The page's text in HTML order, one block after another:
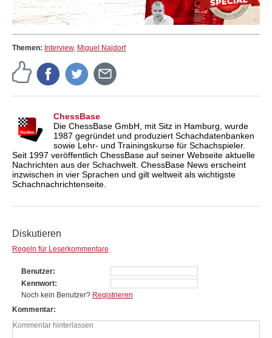
Themen: Interview, Miguel Najdorf
ChessBase
Die ChessBase GmbH, mit Sitz in Hamburg, wurde
1987 gegründet und produziert Schachdatenbanken
sowie Lehr- und Trainingskurse für Schachspieler.
Seit 1997 veröffentlich ChessBase auf seiner Webseite aktuelle
Nachrichten aus der Schachwelt. ChessBase News erscheint
inzwischen in vier Sprachen und gilt weltweit als wichtigste
Schachnachrichtenseite.
Diskutieren
Regeln für Leserkommentare
Benutzer
Kennwort
Noch kein Benutzer? Registrieren
Kommentar